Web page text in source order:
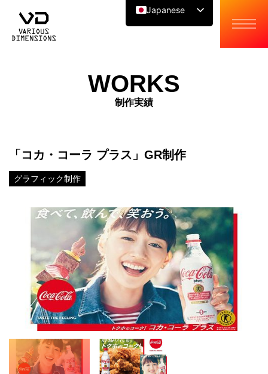
Japanese
English
WORKS
制作実績
「コカ・コーラ プラス」GR制作
グラフィック制作